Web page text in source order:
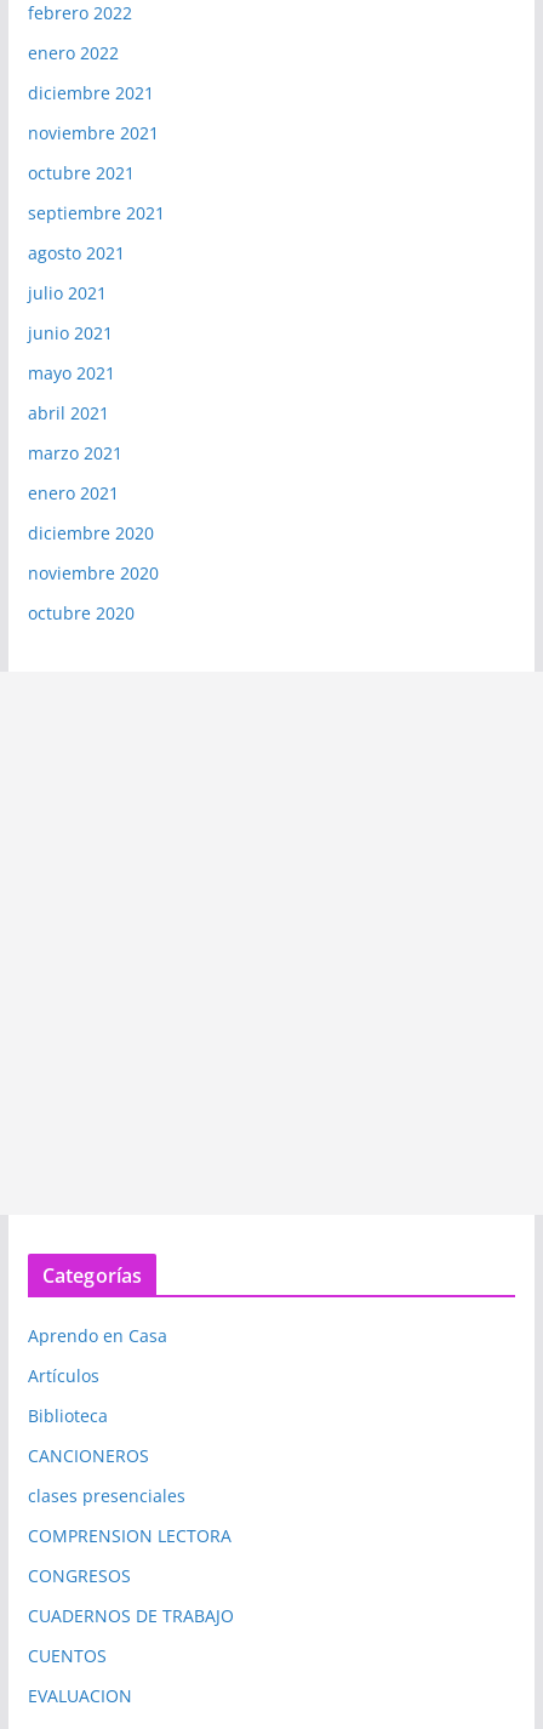
febrero 2022
enero 2022
diciembre 2021
noviembre 2021
octubre 2021
septiembre 2021
agosto 2021
julio 2021
junio 2021
mayo 2021
abril 2021
marzo 2021
enero 2021
diciembre 2020
noviembre 2020
octubre 2020
Categorías
Aprendo en Casa
Artículos
Biblioteca
CANCIONEROS
clases presenciales
COMPRENSION LECTORA
CONGRESOS
CUADERNOS DE TRABAJO
CUENTOS
EVALUACION